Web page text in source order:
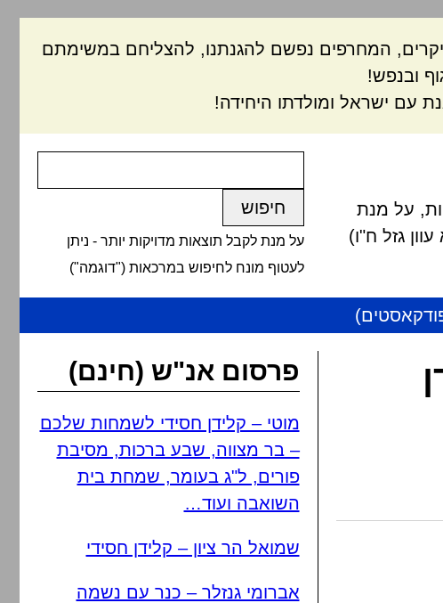
המחרפים נפשם להגנתנו, להצליחם במשימתם
ובנפש!
עם ישראל ומולדתו היחידה!
על מנת
גזל ח"ו)
על מנת לקבל תוצאות מדויקות יותר - ניתן
לעטוף מונח לחיפוש במרכאות ("דוגמה")
פרסום אנ"ש (חינם)
מוטי – קלידן חסידי לשמחות שלכם
– בר מצווה, שבע ברכות, מסיבת
פורים, ל"ג בעומר, שמחת בית
השואבה ועוד…
שמואל הר ציון – קלידן חסידי
אברומי גנזלר – כנר עם נשמה